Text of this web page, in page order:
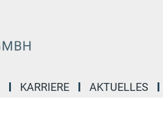
KARRIERE AKTUELLES